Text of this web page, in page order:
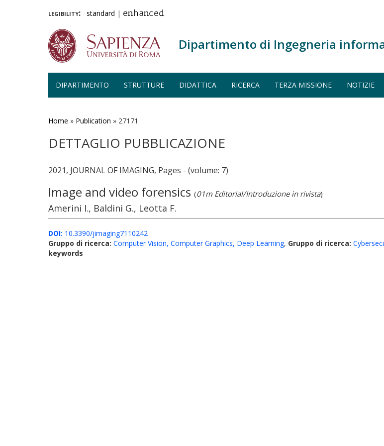
legibility: standard | enhanced
Dipartimento di Ingegneria
DIPARTIMENTO STRUTTURE DIDATTICA RICERCA TERZA MISSIONE NOTIZIE
Home » Publication » 27171
DETTAGLIO PUBBLICAZIONE
2021, JOURNAL OF IMAGING, Pages - (volume: 7)
Image and video forensics (01m Editorial/Introduzione in rivista)
Amerini I., Baldini G., Leotta F.
DOI: 10.3390/jimaging7110242
Gruppo di ricerca: Computer Vision, Computer Graphics, Deep Learning, Gruppo di ricerca:
keywords